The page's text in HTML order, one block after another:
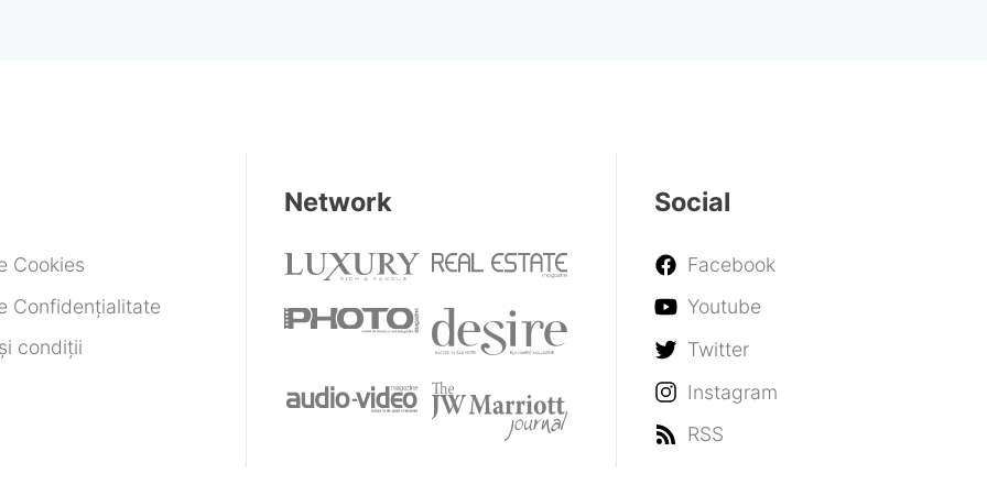
Cookies
Confidențialitate
condiții
Network Social
Facebook
Youtube
Twitter
Instagram
RSS